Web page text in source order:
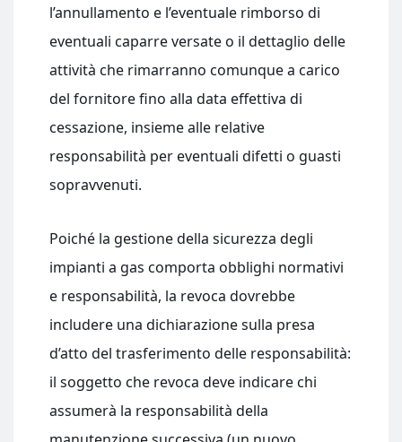
l’annullamento e l’eventuale rimborso di
eventuali caparre versate o il dettaglio delle
attività che rimarranno comunque a carico
del fornitore fino alla data effettiva di
cessazione, insieme alle relative
responsabilità per eventuali difetti o guasti
sopravvenuti.
Poiché la gestione della sicurezza degli
impianti a gas comporta obblighi normativi
e responsabilità, la revoca dovrebbe
includere una dichiarazione sulla presa
d’atto del trasferimento delle responsabilità:
il soggetto che revoca deve indicare chi
assumerà la responsabilità della